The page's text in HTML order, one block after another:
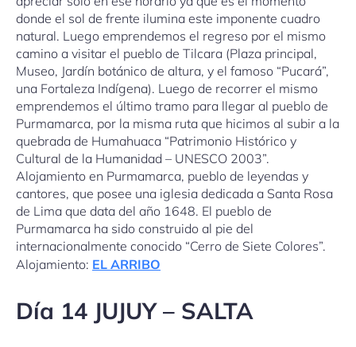
donde el sol de frente ilumina este imponente cuadro
natural. Luego emprendemos el regreso por el mismo
camino a visitar el pueblo de Tilcara (Plaza principal,
Museo, Jardín botánico de altura, y el famoso “Pucará”,
una Fortaleza Indígena). Luego de recorrer el mismo
emprendemos el último tramo para llegar al pueblo de
Purmamarca, por la misma ruta que hicimos al subir a la
quebrada de Humahuaca “Patrimonio Histórico y
Cultural de la Humanidad – UNESCO 2003”.
Alojamiento en Purmamarca, pueblo de leyendas y
cantores, que posee una iglesia dedicada a Santa Rosa
de Lima que data del año 1648. El pueblo de
Purmamarca ha sido construido al pie del
internacionalmente conocido “Cerro de Siete Colores”.
Alojamiento: EL ARRIBO
Día 14 JUJUY – SALTA